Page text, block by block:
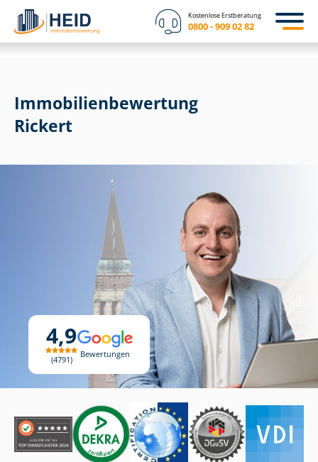
Kostenlose Erstberatung
0800 - 909 02 82
4,9
4791
Bewertungen
Immobilien­bewertung
Rickert